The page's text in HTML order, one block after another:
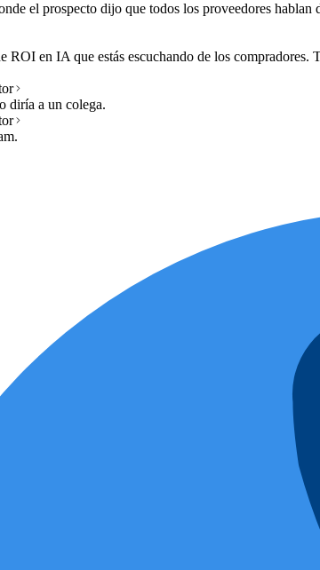
el prospecto dijo que todos los proveedores
ROI en IA que estás escuchando de los
diría a un colega.